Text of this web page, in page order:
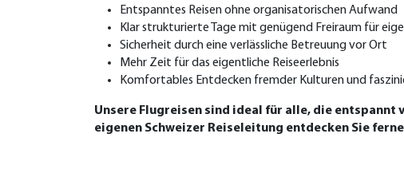
Entspanntes Reisen ohne organisatorischen Aufwand
Klar strukturierte Tage mit genügend Freiraum für
Sicherheit durch eine verlässliche Betreuung vor Ort
Mehr Zeit für das eigentliche Reiseerlebnis
Komfortables Entdecken fremder Kulturen und
Unsere Flugreisen sind ideal für alle, die entspannt
eigenen Schweizer Reiseleitung entdecken Sie